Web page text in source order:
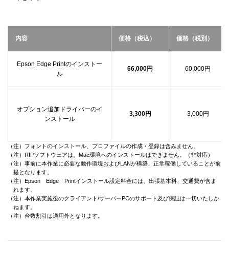
内容 価格（税込） 価格（税別）
Epson Edge Printのインストー
ル
66,000円 60,000円
オプション追加ドライバーのイ
ンストール
3,300円 3,000円
（注）フォントのインストール、プロファイルの作成・登録は含みません。
（注）RIPソフトウェアは、Mac環境へのインストールはできません。（非対応）
（注）事前に本作業に必要な動作環境およびLANが構築、正常稼働していることが前
提となります。
（注）Epson Edge Printインストール設定料金には、出張基本料、交通費が含ま
れます。
（注）本作業実施後のクライアント/サーバーPCのサポート及び保証は一切いたしか
ねます。
（注）台数割引は適用外となります。